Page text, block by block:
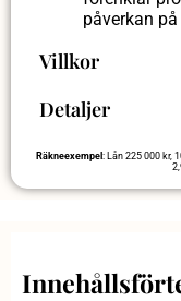
påverkan
Villkor
Detaljer
Räkneexempel : Lån 225 000 kr,